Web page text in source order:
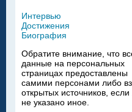
Интервью
Достижения
Биография
Обратите внимание, что
данные на персональных
страницах предоставлены
самими персонами либо
открытых источников, если
не указано иное.